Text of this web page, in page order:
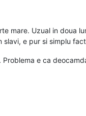
mare. Uzual in doua
e pur si simplu
e ca